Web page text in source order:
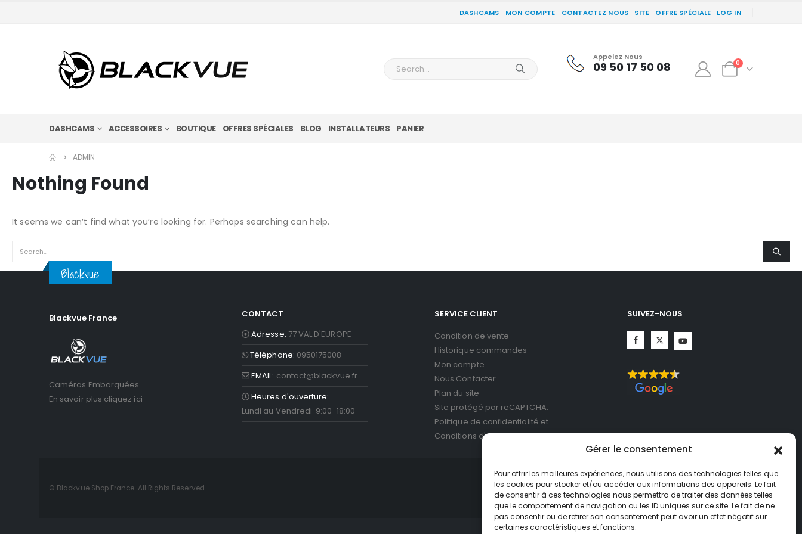
Gérer le consentement
Pour offrir les meilleures expériences, nous utilisons des technologies telles que
les cookies pour stocker et/ou accéder aux informations des appareils. Le fait
de consentir à ces technologies nous permettra de traiter des données telles
que le comportement de navigation ou les ID uniques sur ce site. Le fait de ne
pas consentir ou de retirer son consentement peut avoir un effet négatif sur
certaines caractéristiques et fonctions.
DASHCAMS MON COMPTE CONTACTEZ NOUS SITE OFFRE SPÉCIALE LOG IN
Appelez Nous
09 50 17 50 08 0
DASHCAMS ACCESSOIRES BOUTIQUE OFFRES SPÉCIALES BLOG INSTALLATEURS PANIER
ADMIN
Nothing Found
It seems we can’t find what you’re looking for. Perhaps searching can help.
Blackvue
Blackvue
Blackvue France
Caméras Embarquées
En savoir plus cliquez ici
CONTACT
Adresse: 77 VAL D'EUROPE
Téléphone: 0950175008
EMAIL: contact@blackvue.fr
Heures d'ouverture:
Lundi au Vendredi 9:00-18:00
SERVICE CLIENT
Condition de vente
Historique commandes
Mon compte
Nous Contacter
Plan du site
Site protégé par reCAPTCHA.
Politique de confidentialité et
Conditions d'utilisationGoogle
SUIVEZ-NOUS
© Blackvue Shop France. All Rights Reserved